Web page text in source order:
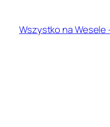
treściWszystko na Wesele